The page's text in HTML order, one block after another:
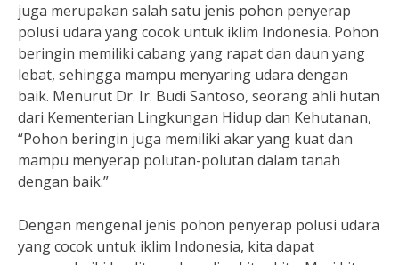
juga merupakan salah satu jenis pohon penyerap
polusi udara yang cocok untuk iklim Indonesia. Pohon
beringin memiliki cabang yang rapat dan daun yang
lebat, sehingga mampu menyaring udara dengan
baik. Menurut Dr. Ir. Budi Santoso, seorang ahli hutan
dari Kementerian Lingkungan Hidup dan Kehutanan,
“Pohon beringin juga memiliki akar yang kuat dan
mampu menyerap polutan-polutan dalam tanah
dengan baik.”
Dengan mengenal jenis pohon penyerap polusi udara
yang cocok untuk iklim Indonesia, kita dapat